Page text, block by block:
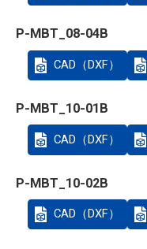
P-MBT_08-04B
CAD（DXF）
P-MBT_10-01B
CAD（DXF）
P-MBT_10-02B
CAD（DXF）